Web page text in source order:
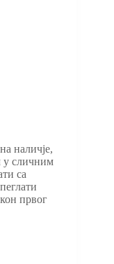
наличје,
у сличним
са
првог